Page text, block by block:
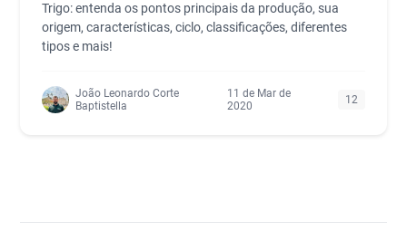
Trigo: entenda os pontos principais da produção, sua
origem, características, ciclo, classificações, diferentes
tipos e mais!
João Leonardo Corte
Baptistella
11 de Mar de
2020
12